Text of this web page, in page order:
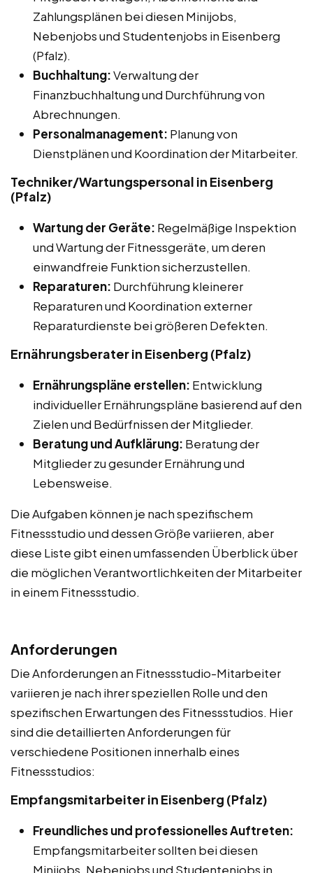
Zahlungsplänen bei diesen Minijobs,
Nebenjobs und Studentenjobs in Eisenberg
(Pfalz).
Buchhaltung:Verwaltung der
Finanzbuchhaltung und Durchführung von
Abrechnungen.
Personalmanagement: Planung von
Dienstplänen und Koordination der Mitarbeiter.
Techniker/Wartungspersonal in Eisenberg
(Pfalz)
Wartung der Geräte: Regelmäßige Inspektion
und Wartung der Fitnessgeräte, um deren
einwandfreie Funktion sicherzustellen.
Reparaturen: Durchführung kleinerer
Reparaturen und Koordination externer
Reparaturdienste bei größeren Defekten.
Ernährungsberater in Eisenberg (Pfalz)
Ernährungspläne erstellen: Entwicklung
individueller Ernährungspläne basierend auf den
Zielen und Bedürfnissen der Mitglieder.
Beratung und Aufklärung: Beratung der
Mitglieder zu gesunder Ernährung und
Lebensweise.
Die Aufgaben können je nach spezifischem
Fitnessstudio und dessen Größe variieren, aber
diese Liste gibt einen umfassenden Überblick über
die möglichen Verantwortlichkeiten der Mitarbeiter
in einem Fitnessstudio.
Anforderungen
Die Anforderungen an Fitnessstudio-Mitarbeiter
variieren je nach ihrer speziellen Rolle und den
spezifischen Erwartungen des Fitnessstudios. Hier
sind die detaillierten Anforderungen für
verschiedene Positionen innerhalb eines
Fitnessstudios:
Empfangsmitarbeiter in Eisenberg (Pfalz)
Freundliches und professionelles Auftreten:
Empfangsmitarbeiter sollten bei diesen
Minijobs, Nebenjobs und Studentenjobs in